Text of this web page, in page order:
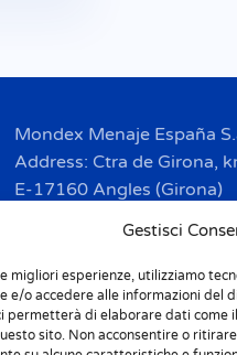
Gestisci
migliori esperienze, utilizziamo
e/o accedere alle informazioni del
permetterà di elaborare dati come
sito. Non acconsentire o
Mondex Menaje España
Address: Ctra de Girona,
E-17160 Angles (Girona)
info.spain@m-home.com